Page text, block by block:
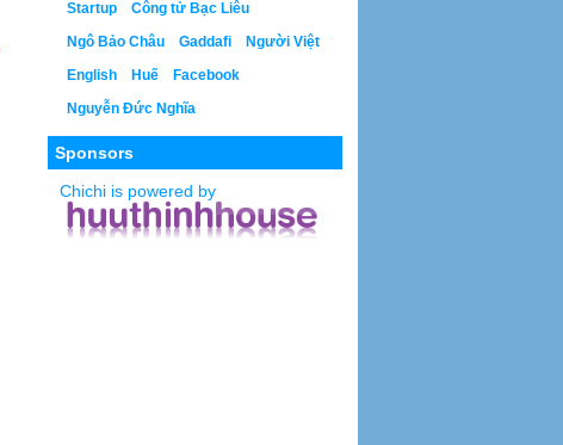
Startup Công tử Bạc Liêu
Ngô Bảo Châu Gaddafi Người Việt
English Huế Facebook
Nguyễn Đức Nghĩa
Sponsors
Chichi is powered by